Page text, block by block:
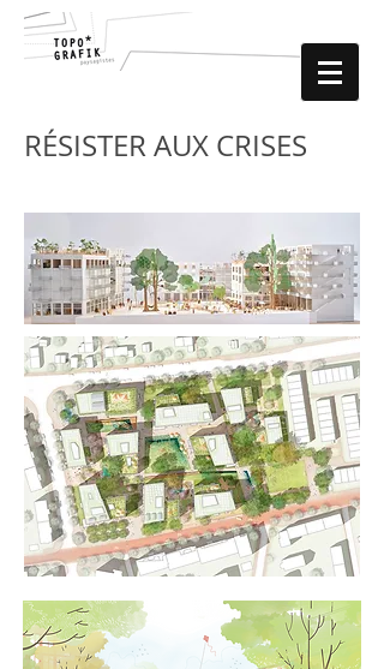
RÉSISTER AUX CRISES